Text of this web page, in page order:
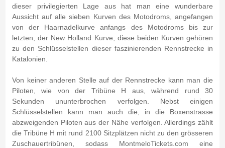
dieser privilegierten Lage aus hat man eine wunderbare
Aussicht auf alle sieben Kurven des Motodroms, angefangen
von der Haarnadelkurve anfangs des Motodroms bis zur
letzten, der New Holland Kurve; diese beiden Kurven gehören
zu den Schlüsselstellen dieser faszinierenden Rennstrecke in
Katalonien.
Von keiner anderen Stelle auf der Rennstrecke kann man die
Piloten, wie von der Tribüne H aus, während rund 30
Sekunden ununterbrochen verfolgen. Nebst einigen
Schlüsselstellen kann man auch die, in die Boxenstrasse
abzweigenden Piloten aus der Nähe verfolgen. Allerdings zählt
die Tribüne H mit rund 2100 Sitzplätzen nicht zu den grösseren
Zuschauertribünen, sodass MontmeloTickets.com eine